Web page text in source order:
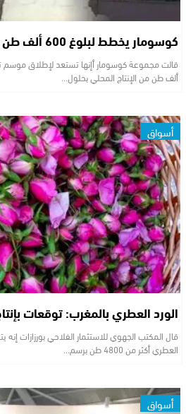
كوسومار يخطط لبلوغ 600 ألف طن من الإنتاج السكري
ألف طن من الإنتاج المحلي بحلول…
أسواق
الورد العطري بالمغرب: توقعات بإنتاج 4800 طن في
قال المكتب الجهوي للاستثمار الفلاحي بورزازات إنه
العطري أكثر من 4800 طن برسم…
أسواق